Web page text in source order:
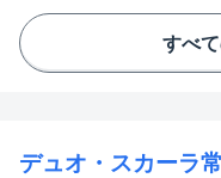
すべ
デュオ・スカーラ